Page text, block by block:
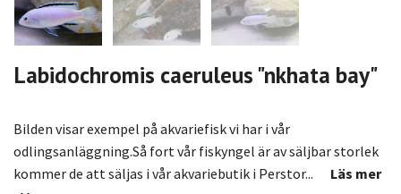
Labidochromis caeruleus "nkhata bay"
Bilden visar exempel på akvariefisk vi har i vår
odlingsanläggning.Så fort vår fiskyngel är av säljbar storlek
kommer de att säljas i vår akvariebutik i Perstor...
Läs mer